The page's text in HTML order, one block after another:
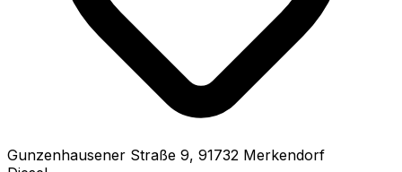
Gunzenhausener Straße 9, 91732 Merkendorf